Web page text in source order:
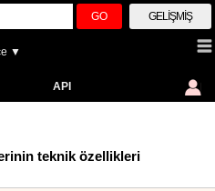
GO GELIŞMIŞ
▼
API
teknik özellikleri